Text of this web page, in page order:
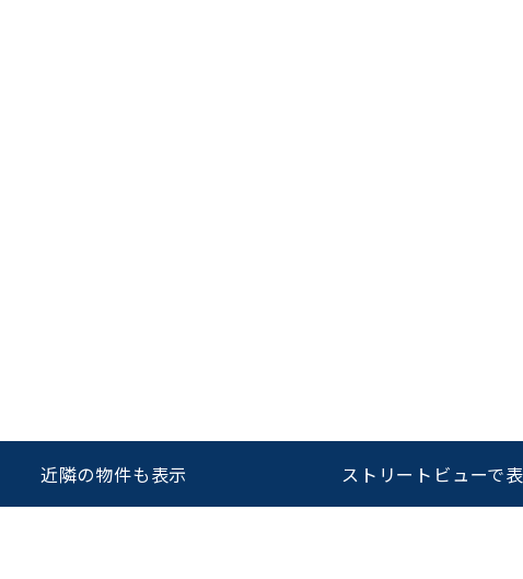
0120-620-213
平日 9:00〜18:00
近隣の物件も表示 ストリートビューで